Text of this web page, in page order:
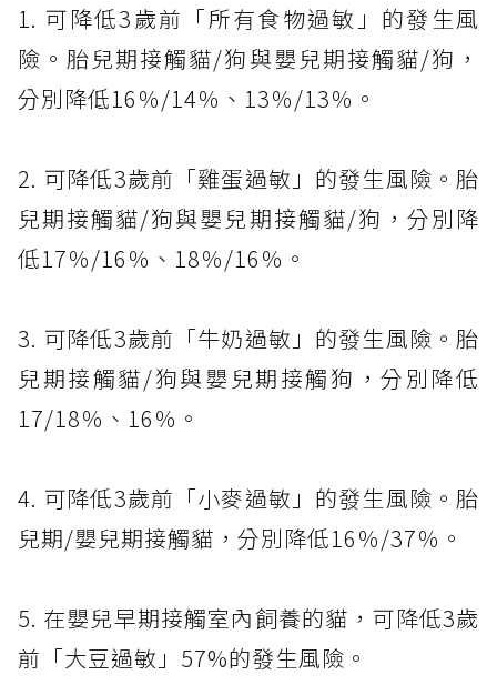
1. 可降低3歲前「所有食物過敏」的發生風
險。胎兒期接觸貓/狗與嬰兒期接觸貓/狗，
分別降低16％/14％、13％/13％。
2. 可降低3歲前「雞蛋過敏」的發生風險。胎
兒期接觸貓/狗與嬰兒期接觸貓/狗，分別降
低17％/16％、18％/16％。
3. 可降低3歲前「牛奶過敏」的發生風險。胎
兒期接觸貓/狗與嬰兒期接觸狗，分別降低
17/18％、16％。
4. 可降低3歲前「小麥過敏」的發生風險。胎
兒期/嬰兒期接觸貓，分別降低16％/37％。
5. 在嬰兒早期接觸室內飼養的貓，可降低3歲
前「大豆過敏」57%的發生風險。